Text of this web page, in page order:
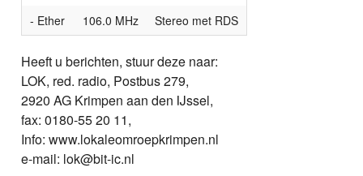
- Ether
106.0 MHz Stereo met RDS
Heeft u berichten, stuur deze naar:
LOK, red. radio, Postbus 279,
2920 AG Krimpen aan den IJssel,
fax: 0180-55 20 11,
Info: www.lokaleomroepkrimpen.nl
e-mail: lok@bit-ic.nl